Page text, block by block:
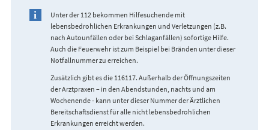
Unter der 112 bekommen Hilfesuchende mit
lebensbedrohlichen Erkrankungen und Verletzungen (z.B.
nach Autounfällen oder bei Schlaganfällen) sofortige Hilfe.
Auch die Feuerwehr ist zum Beispiel bei Bränden unter dieser
Notfallnummer zu erreichen.
Zusätzlich gibt es die 116117. Außerhalb der Öffnungszeiten
der Arztpraxen – in den Abendstunden, nachts und am
Wochenende - kann unter dieser Nummer der Ärztlichen
Bereitschaftsdienst für alle nicht lebensbedrohlichen
Erkrankungen erreicht werden.